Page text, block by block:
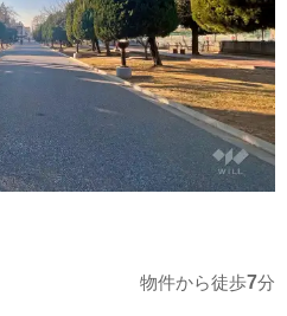
物件から徒歩7分